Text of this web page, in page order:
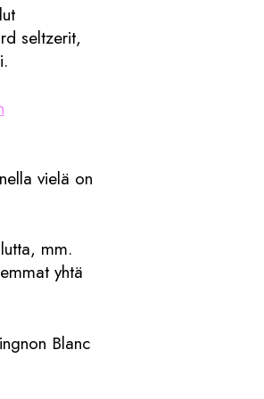
seltzerit,
vielä on
mm.
yhtä
Blanc